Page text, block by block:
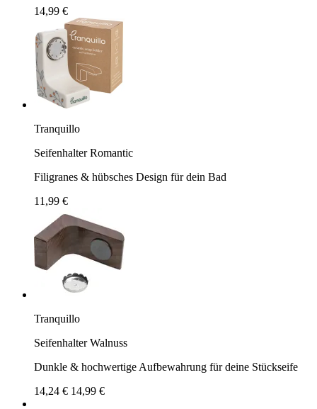
14,99 €
Tranquillo
Seifenhalter Romantic
Filigranes & hübsches Design für dein Bad
11,99 €
Tranquillo
Seifenhalter Walnuss
Dunkle & hochwertige Aufbewahrung für deine Stückseife
14,24 € 14,99 €